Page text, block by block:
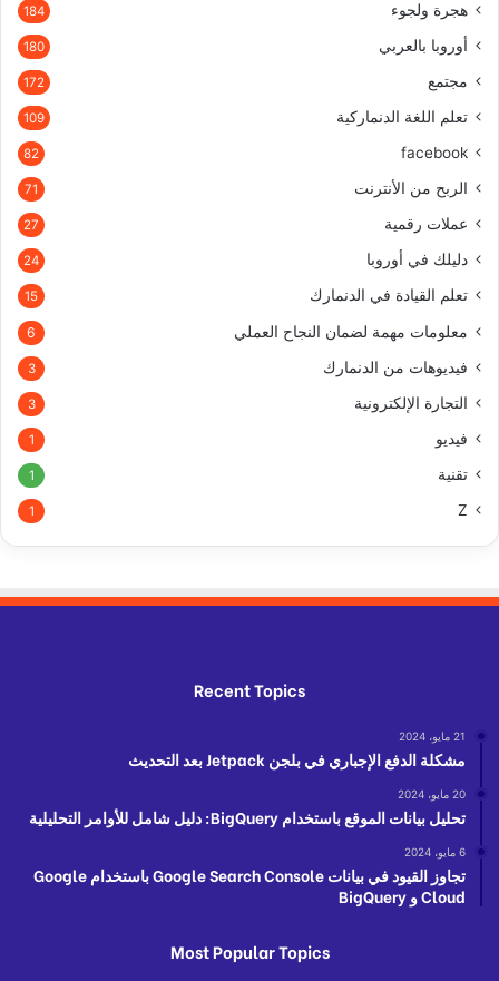
هجرة ولجوء 184
أوروبا بالعربي 180
مجتمع 172
تعلم اللغة الدنماركية 109
facebook
82
الربح من الأنترنت 71
عملات رقمية 27
دليلك في أوروبا 24
تعلم القيادة في الدنمارك 15
معلومات مهمة لضمان النجاح العملي 6
فيديوهات من الدنمارك 3
التجارة الإلكترونية 3
فيديو 1
تقنية 1
Z
1
Recent Topics
21 مايو، 2024
مشكلة الدفع الإجباري في بلجن Jetpack بعد التحديث
20 مايو، 2024
تحليل بيانات الموقع باستخدام BigQuery: دليل شامل للأوامر التحليلية
6 مايو، 2024
تجاوز القيود في بيانات Google Search Console باستخدام Google
Cloud و BigQuery
Most Popular Topics